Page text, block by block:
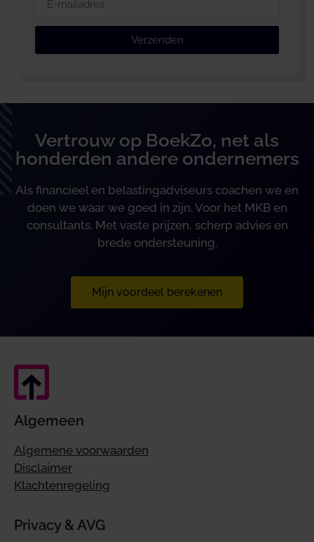
Verzenden
Vertrouw op BoekZo, net als
honderden andere ondernemers
Als financieel en belastingadviseurs coachen we en
doen we waar we goed in zijn. Voor het MKB en
consultants. Met vaste prijzen, scherp advies en
brede ondersteuning.
Mijn voordeel berekenen
Algemeen
Algemene voorwaarden
Disclaimer
Klachtenregeling
Privacy & AVG